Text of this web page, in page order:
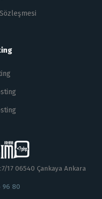
17 06540 Çankaya Ankara
96 80